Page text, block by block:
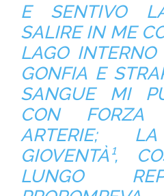
E SENTIVO
SALIRE IN ME
LAGO
GONFIA E
SANGUE MI
CON FORZA
ARTERIE;
GIOVENTÀ¹,
LUNGO